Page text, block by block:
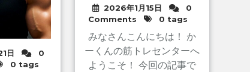
日
0
0 tags
2026年1月15日
0
Comments
0 tags
みなさんこんにちは！ か
ーくんの筋トレセンターへ
ようこそ！ 今回の記事で